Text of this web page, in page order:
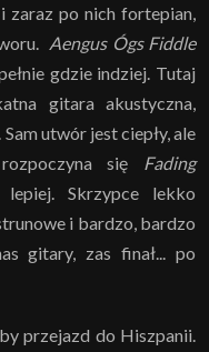
zaraz po nich fortepian,
Aengus Ógs Fiddle
gdzie indziej. Tutaj
gitara akustyczna,
utwór jest ciepły, ale
się
Fading
Skrzypce lekko
i bardzo, bardzo
gitary, zas finał... po
przejazd do Hiszpanii.